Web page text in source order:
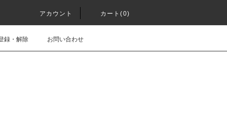
アカウント カート(0)
録・解除 お問い合わせ